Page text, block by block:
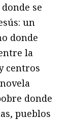
donde se
un
donde
la
centros
donde
pueblos